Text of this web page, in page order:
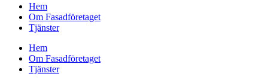
Hem
Om Fasadföretaget
Tjänster
Hem
Om Fasadföretaget
Tjänster